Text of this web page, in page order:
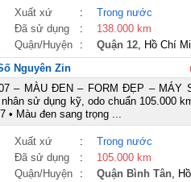
Xuất xứ :
Trong nước
Đã sử dụng :
138.000 km
Quận/Huyện : Quận 12, Hồ Chí
Nguyên Zin
– MÀU ĐEN – FORM ĐẸP – MÁY
sử dụng kỹ, odo chuẩn 105.000
• Màu đen sang trọng ...
Xuất xứ :
Trong nước
Đã sử dụng :
105.000 km
Quận/Huyện : Quận Bình Tân,